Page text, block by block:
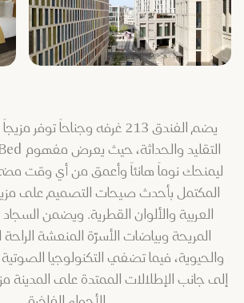
يضم الفندق 213 غرفه وجناحاً
ليمنحك نوماً هانئاً وأعمق من أي وقت
المكتمل بأحدث صيحات التصميم على
العربية والألوان القطرية. ويضمن
المريحة وبياضات الأسرّة المنعشة
والحيوية، فيما تضفي التكنولوجيا الصوتية
إلى جانب الإطلالات الممتدة على المدينة